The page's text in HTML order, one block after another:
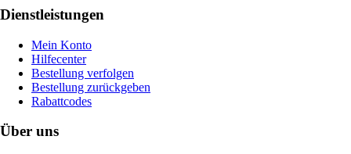
Dienstleistungen
Mein Konto
Hilfecenter
Bestellung verfolgen
Bestellung zurückgeben
Rabattcodes
Über uns